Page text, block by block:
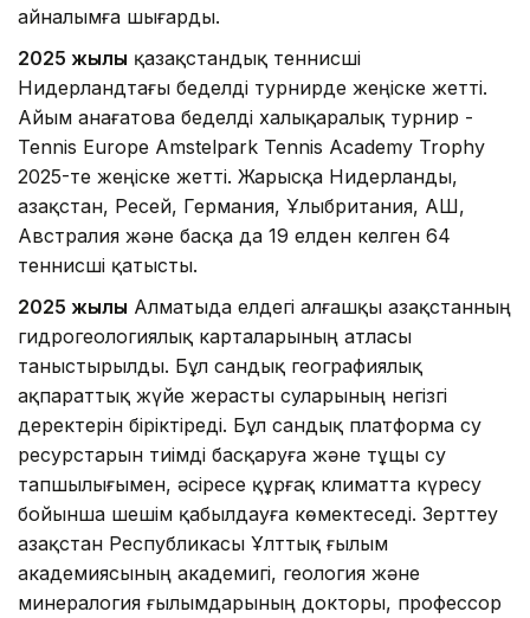
айналымға шығарды.
2025 жылы қазақстандық теннисші
Нидерландтағы беделді турнирде жеңіске жетті.
Айым Қанағатова беделді халықаралық турнир -
Tennis Europe Amstelpark Tennis Academy Trophy
2025-те жеңіске жетті. Жарысқа Нидерланды,
Қазақстан, Ресей, Германия, Ұлыбритания, АҚШ,
Австралия және басқа да 19 елден келген 64
теннисші қатысты.
2025 жылы Алматыда елдегі алғашқы Қазақстанның
гидрогеологиялық карталарының атласы
таныстырылды. Бұл сандық географиялық
ақпараттық жүйе жерасты суларының негізгі
деректерін біріктіреді. Бұл сандық платформа су
ресурстарын тиімді басқаруға және тұщы су
тапшылығымен, әсіресе құрғақ климатта күресу
бойынша шешім қабылдауға көмектеседі. Зерттеу
Қазақстан Республикасы Ұлттық ғылым
академиясының академигі, геология және
минералогия ғылымдарының докторы, профессор